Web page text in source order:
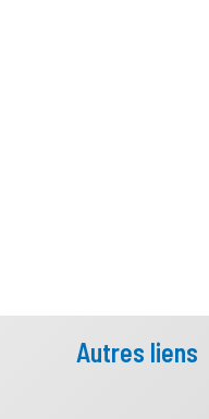
Autres liens